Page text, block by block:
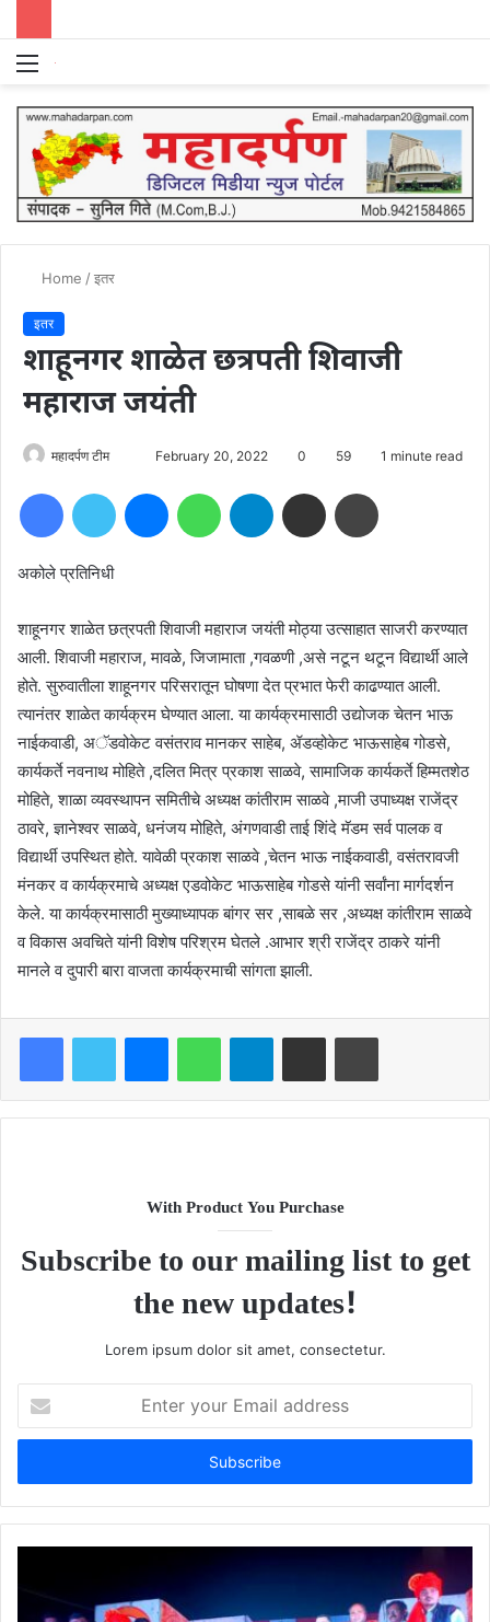
Menu
Home /इतर
इतर
शाहूनगर शाळेत छत्रपती शिवाजी
महाराज जयंती
महादर्पण टीम
email
February 20, 2022 0 59 1 minute read
FacebookTwitter MessengerWhatsAppTelegram Share via Email
अकोले प्रतिनिधी
शाहूनगर शाळेत छत्रपती शिवाजी महाराज जयंती मोठ्या उत्साहात साजरी करण्यात
आली. शिवाजी महाराज, मावळे, जिजामाता ,गवळणी ,असे नटून थटून विद्यार्थी आले
होते. सुरुवातीला शाहूनगर परिसरातून घोषणा देत प्रभात फेरी काढण्यात आली.
त्यानंतर शाळेत कार्यक्रम घेण्यात आला. या कार्यक्रमासाठी उद्योजक चेतन भाऊ
नाईकवाडी, अॅडवोकेट वसंतराव मानकर साहेब, ॲडव्होकेट भाऊसाहेब गोडसे,
कार्यकर्ते नवनाथ मोहिते ,दलित मित्र प्रकाश साळवे, सामाजिक कार्यकर्ते हिम्मतशेठ
मोहिते, शाळा व्यवस्थापन समितीचे अध्यक्ष कांतीराम साळवे ,माजी उपाध्यक्ष राजेंद्र
ठावरे, ज्ञानेश्वर साळवे, धनंजय मोहिते, अंगणवाडी ताई शिंदे मॅडम सर्व पालक व
विद्यार्थी उपस्थित होते. यावेळी प्रकाश साळवे ,चेतन भाऊ नाईकवाडी, वसंतरावजी
मंनकर व कार्यक्रमाचे अध्यक्ष एडवोकेट भाऊसाहेब गोडसे यांनी सर्वांना मार्गदर्शन
केले. या कार्यक्रमासाठी मुख्याध्यापक बांगर सर ,साबळे सर ,अध्यक्ष कांतीराम साळवे
व विकास अवचिते यांनी विशेष परिश्रम घेतले .आभार श्री राजेंद्र ठाकरे यांनी
मानले व दुपारी बारा वाजता कार्यक्रमाची सांगता झाली.
FacebookTwitter MessengerWhatsAppTelegramShare via Email Print
With Product You Purchase
Subscribe to our mailing list to get
the new updates!
Lorem ipsum dolor sit amet, consectetur.
your
Email